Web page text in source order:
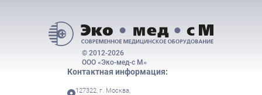
© 2012-2026
ООО «Эко-мед-с М»
Контактная информация:
127322, г. Москва,